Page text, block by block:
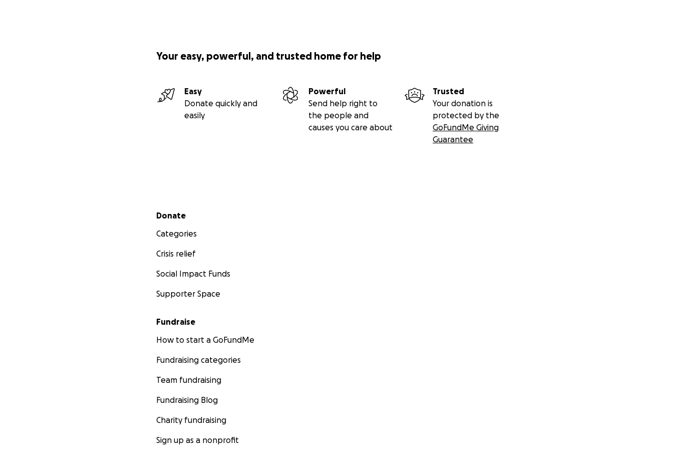
Your easy, powerful, and trusted home for help
Easy
Donate quickly and
easily
Powerful
Send help right to
the people and
causes you care about
Trusted
Your donation is
protected by the
GoFundMe Giving
Guarantee
Secondary menu
Donate
Categories
Crisis relief
Social Impact Funds
Supporter Space
Fundraise
How to start a GoFundMe
Fundraising categories
Team fundraising
Fundraising Blog
Charity fundraising
Sign up as a nonprofit